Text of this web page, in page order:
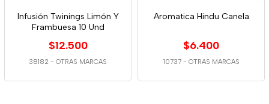
Infusión Twinings Limón Y
Frambuesa 10 Und
$12.500
38182 - OTRAS MARCAS
Aromatica Hindu Canela
$6.400
10737 - OTRAS MARCAS